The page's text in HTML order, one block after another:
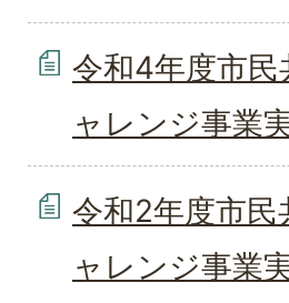
令和4年度市民
ャレンジ事業
令和2年度市民
ャレンジ事業